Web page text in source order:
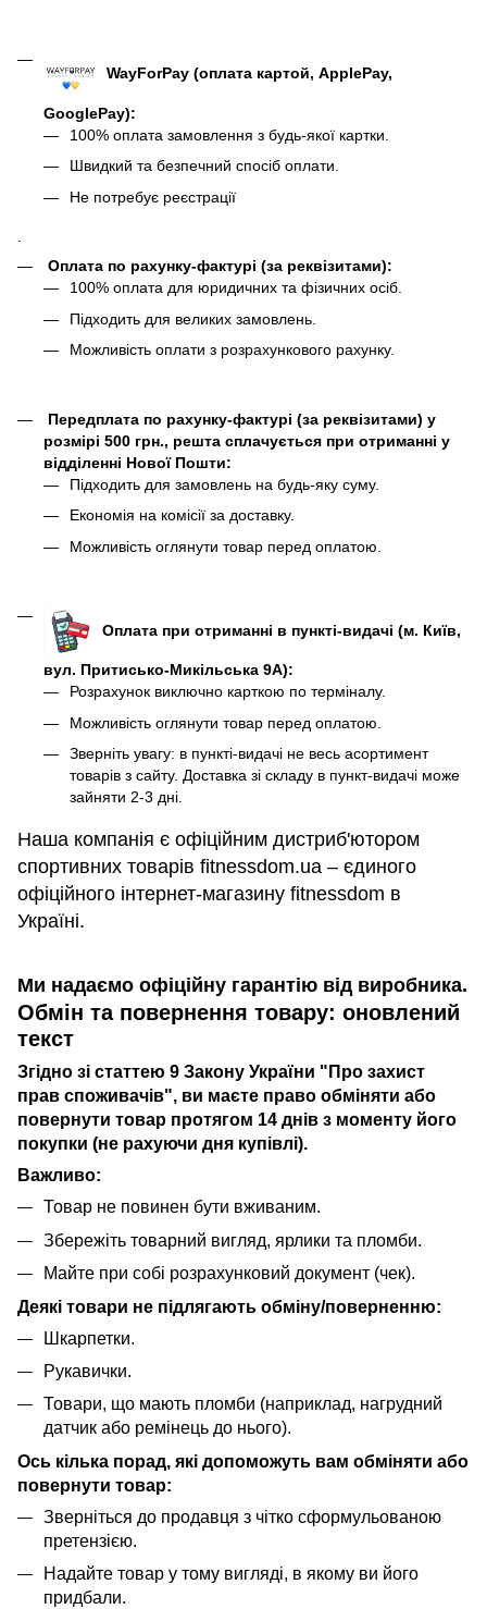
WayForPay (оплата картой, ApplePay,
GooglePay):
100% оплата замовлення з будь-якої картки.
Швидкий та безпечний спосіб оплати.
Не потребує реєстрації
.
Оплата по рахунку-фактурі (за реквізитами):
100% оплата для юридичних та фізичних осіб.
Підходить для великих замовлень.
Можливість оплати з розрахункового рахунку.
Передплата по рахунку-фактурі (за реквізитами) у
розмірі 500 грн., решта сплачується при отриманні у
відділенні Нової Пошти:
Підходить для замовлень на будь-яку суму.
Економія на комісії за доставку.
Можливість оглянути товар перед оплатою.
Оплата при отриманні в пункті-видачі (м. Київ,
вул. Притисько-Микільська 9А):
Розрахунок виключно карткою по терміналу.
Можливість оглянути товар перед оплатою.
Зверніть увагу: в пункті-видачі не весь асортимент
товарів з сайту. Доставка зі складу в пункт-видачі може
зайняти 2-3 дні.
Наша компанія є офіційним дистриб'ютором
спортивних товарів fitnessdom.ua – єдиного
офіційного інтернет-магазину fitnessdom в
Україні.
Ми надаємо офіційну гарантію від виробника.
Обмін та повернення товару: оновлений
текст
Згідно зі статтею 9 Закону України "Про захист
прав споживачів", ви маєте право обміняти або
повернути товар протягом 14 днів з моменту його
покупки (не рахуючи дня купівлі).
Важливо:
Товар не повинен бути вживаним.
Збережіть товарний вигляд, ярлики та пломби.
Майте при собі розрахунковий документ (чек).
Деякі товари не підлягають обміну/поверненню:
Шкарпетки.
Рукавички.
Товари, що мають пломби (наприклад, нагрудний
датчик або ремінець до нього).
Ось кілька порад, які допоможуть вам обміняти або
повернути товар:
Зверніться до продавця з чітко сформульованою
претензією.
Надайте товар у тому вигляді, в якому ви його
придбали.